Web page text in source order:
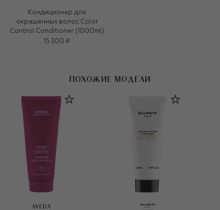
Кондиционер для
окрашенных волос Color
Control Conditioner (1000ml)
15 300 ₽
ПОХОЖИЕ МОДЕЛИ
AVEDA